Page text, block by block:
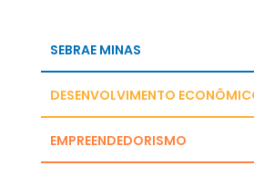
SEBRAE MINAS
DESENVOLVIMENTO
EMPREENDEDORISMO